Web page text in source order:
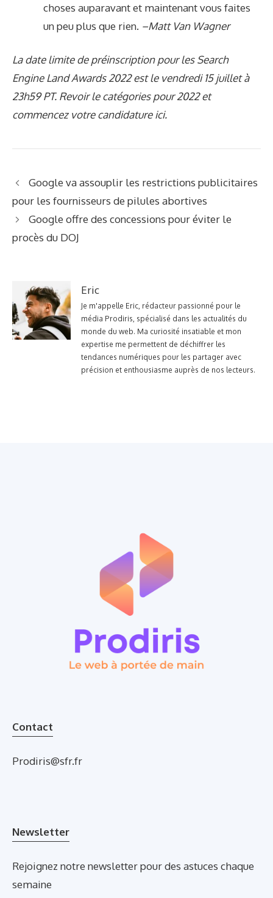
choses auparavant et maintenant vous faites
un peu plus que rien. –Matt Van Wagner
La date limite de préinscription pour les Search
Engine Land Awards 2022 est le vendredi 15 juillet à
23h59 PT. Revoir lecatégoriespour 2022 et
commencez votre candidatureici.
Google va assouplir les restrictions publicitaires
pour les fournisseurs de pilules abortives
Google offre des concessions pour éviter le
procès du DOJ
Eric
Je m'appelle Eric, rédacteur passionné pour le
média Prodiris, spécialisé dans les actualités du
monde du web. Ma curiosité insatiable et mon
expertise me permettent de déchiffrer les
tendances numériques pour les partager avec
précision et enthousiasme auprès de nos lecteurs.
Contact
Prodiris@sfr.fr
Newsletter
Rejoignez notre newsletter pour des astuces chaque
semaine